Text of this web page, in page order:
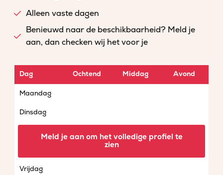
Alleen vaste dagen
Benieuwd naar de beschikbaarheid? Meld je
aan, dan checken wij het voor je
Dag Ochtend Middag Avond
Maandag
Dinsdag
Vrijdag
Meld je aan om het volledige profiel te
zien